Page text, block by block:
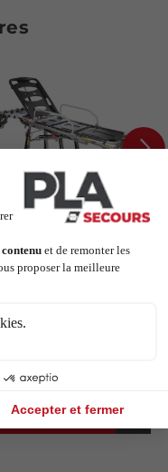
Mercury 4
MeBer - Version
Voir le produit